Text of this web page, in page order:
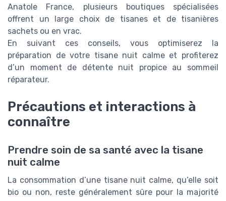
Anatole France, plusieurs boutiques spécialisées
offrent un large choix de tisanes et de tisanières
sachets ou en vrac.
En suivant ces conseils, vous optimiserez la
préparation de votre tisane nuit calme et profiterez
d’un moment de détente nuit propice au sommeil
réparateur.
Précautions et interactions à
connaître
Prendre soin de sa santé avec la tisane
nuit calme
La consommation d’une tisane nuit calme, qu’elle soit
bio ou non, reste généralement sûre pour la majorité